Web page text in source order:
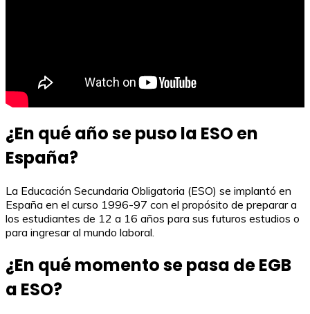
¿En qué año se puso la ESO en
España?
La Educación Secundaria Obligatoria (ESO) se implantó en
España en el curso 1996-97 con el propósito de preparar a
los estudiantes de 12 a 16 años para sus futuros estudios o
para ingresar al mundo laboral.
¿En qué momento se pasa de EGB
a ESO?